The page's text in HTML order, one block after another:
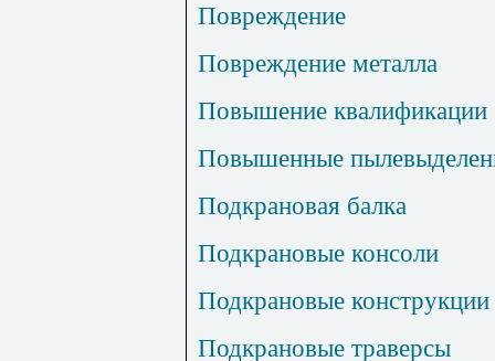
Повреждение
Повреждение металла
Повышение квалификации
Повышенные
Подкрановая балка
Подкрановые консоли
Подкрановые конструкции
Подкрановые траверсы